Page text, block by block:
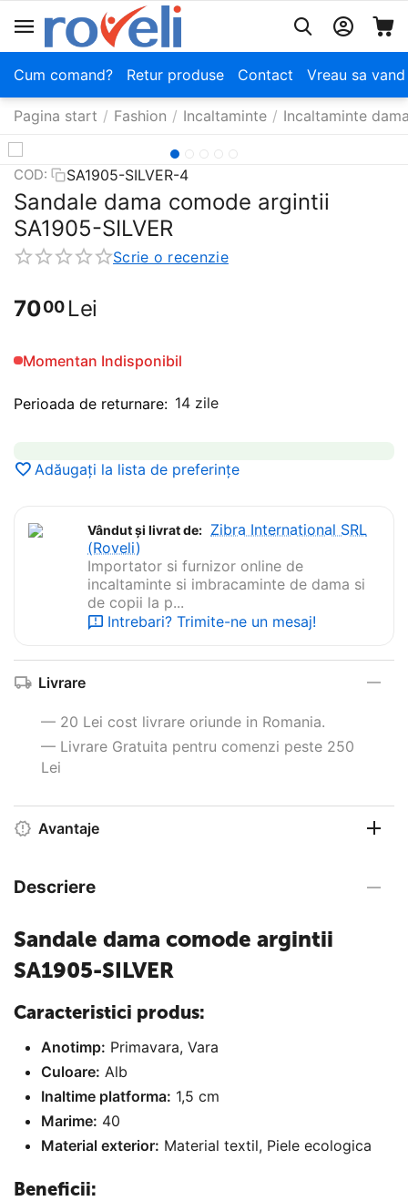
Cum comand? Retur produse Contact Vreau sa
Pagina start / Fashion / Incaltaminte / Incaltaminte
COD: SA1905-SILVER-4
Sandale dama comode argintii
SA1905-SILVER
Scrie o recenzie
7000 Lei
Momentan Indisponibil
Perioada de returnare: 14 zile
Adăugați la lista de preferințe
Vândut și livrat de: Zibra International SRL
(Roveli)
Importator si furnizor online de
incaltaminte si imbracaminte de dama si
de copii la p...
Intrebari? Trimite-ne un mesaj!
Livrare
— 20 Lei cost livrare oriunde in Romania.
— Livrare Gratuita pentru comenzi peste 250
Lei
Avantaje
Descriere
Sandale dama comode argintii
SA1905-SILVER
Caracteristici produs:
Anotimp: Primavara, Vara
Culoare: Alb
Inaltime platforma: 1,5 cm
Marime: 40
Material exterior: Material textil, Piele ecologica
Beneficii: